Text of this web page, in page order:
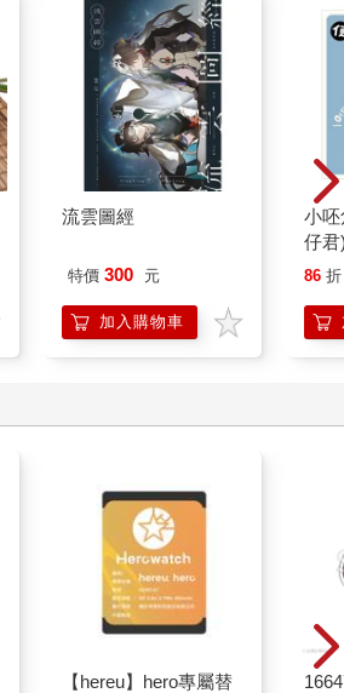
流雲圖經
特價 300 元
加入購物車
小
仔君
86 折
【hereu】hero專屬替